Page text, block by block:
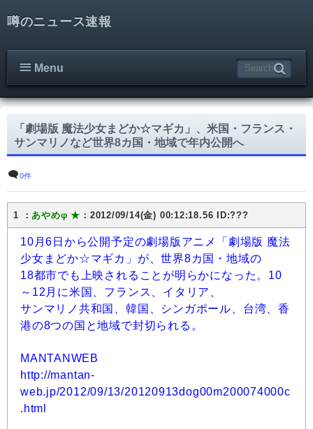
噂のニュース速報
Menu
「劇場版 魔法少女まどか☆マギカ」、米国・フランス・
サンマリノなど世界8カ国・地域で年内公開へ
0件
1 ：あやめφ ★ ：2012/09/14(金) 00:12:18.56 ID:???
10月6日から公開予定の劇場版アニメ「劇場版 魔法
少女まどか☆マギカ」が、世界8カ国・地域の
18都市でも上映されることが明らかになった。10
～12月に米国、フランス、イタリア、
サンマリノ共和国、韓国、シンガポール、台湾、香
港の8つの国と地域で封切られる。
MANTANWEB
http://mantan-
web.jp/2012/09/13/20120913dog00m200074000c
.html